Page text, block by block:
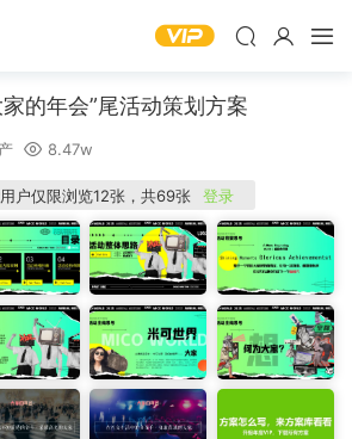
的年会”尾活动策划方案
8.47w
户仅限浏览12张，共69张 登录